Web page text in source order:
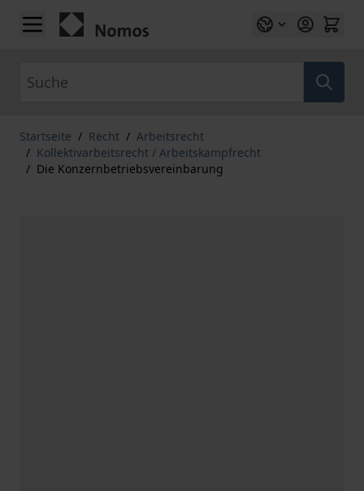
Zum Inhalt springen
Startseite / Recht / Arbeitsrecht
/ Kollektivarbeitsrecht / Arbeitskampfrecht
/ Die Konzernbetriebsvereinbarung